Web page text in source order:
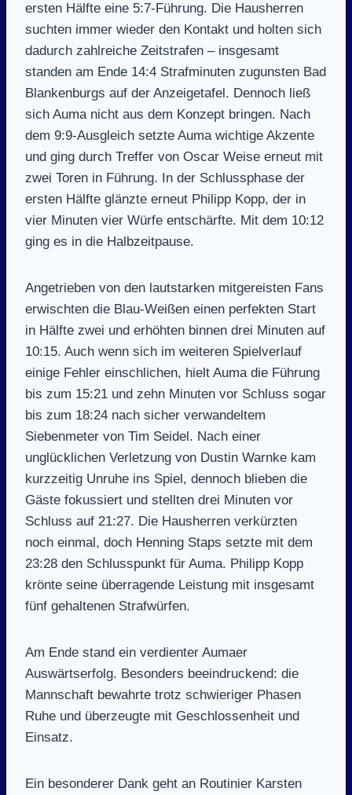
ersten Hälfte eine 5:7-Führung. Die Hausherren
suchten immer wieder den Kontakt und holten sich
dadurch zahlreiche Zeitstrafen – insgesamt
standen am Ende 14:4 Strafminuten zugunsten Bad
Blankenburgs auf der Anzeigetafel. Dennoch ließ
sich Auma nicht aus dem Konzept bringen. Nach
dem 9:9-Ausgleich setzte Auma wichtige Akzente
und ging durch Treffer von Oscar Weise erneut mit
zwei Toren in Führung. In der Schlussphase der
ersten Hälfte glänzte erneut Philipp Kopp, der in
vier Minuten vier Würfe entschärfte. Mit dem 10:12
ging es in die Halbzeitpause.
Angetrieben von den lautstarken mitgereisten Fans
erwischten die Blau-Weißen einen perfekten Start
in Hälfte zwei und erhöhten binnen drei Minuten auf
10:15. Auch wenn sich im weiteren Spielverlauf
einige Fehler einschlichen, hielt Auma die Führung
bis zum 15:21 und zehn Minuten vor Schluss sogar
bis zum 18:24 nach sicher verwandeltem
Siebenmeter von Tim Seidel. Nach einer
unglücklichen Verletzung von Dustin Warnke kam
kurzzeitig Unruhe ins Spiel, dennoch blieben die
Gäste fokussiert und stellten drei Minuten vor
Schluss auf 21:27. Die Hausherren verkürzten
noch einmal, doch Henning Staps setzte mit dem
23:28 den Schlusspunkt für Auma. Philipp Kopp
krönte seine überragende Leistung mit insgesamt
fünf gehaltenen Strafwürfen.
Am Ende stand ein verdienter Aumaer
Auswärtserfolg. Besonders beeindruckend: die
Mannschaft bewahrte trotz schwieriger Phasen
Ruhe und überzeugte mit Geschlossenheit und
Einsatz.
Ein besonderer Dank geht an Routinier Karsten